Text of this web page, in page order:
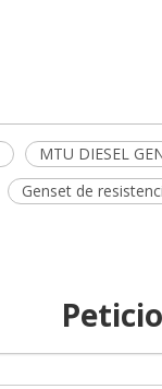
MTU DIESEL
Genset de